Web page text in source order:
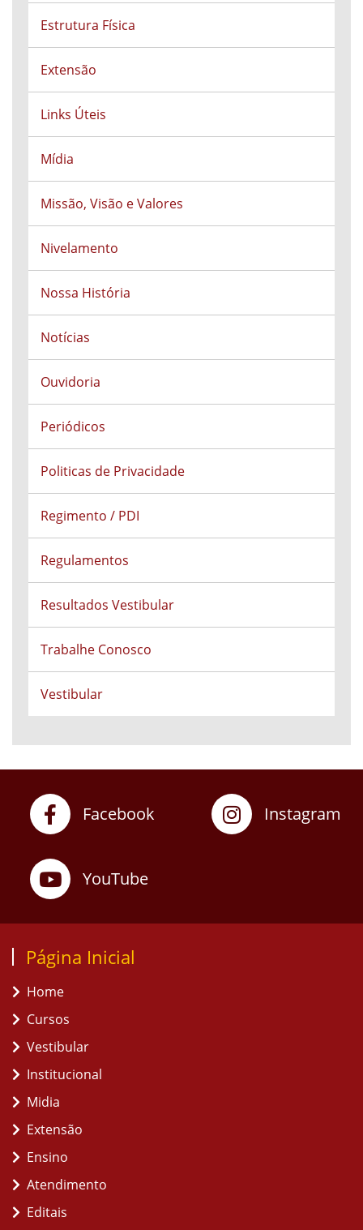
Estrutura Física
Extensão
Links Úteis
Mídia
Missão, Visão e Valores
Nivelamento
Nossa História
Notícias
Ouvidoria
Periódicos
Politicas de Privacidade
Regimento / PDI
Regulamentos
Resultados Vestibular
Trabalhe Conosco
Vestibular
Facebook Instagram
YouTube
Página Inicial
Home
Cursos
Vestibular
Institucional
Midia
Extensão
Ensino
Atendimento
Editais